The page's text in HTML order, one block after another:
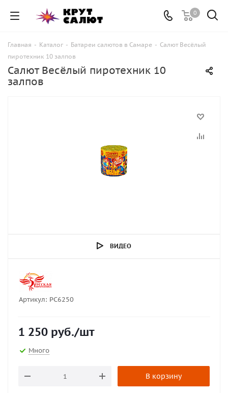
0
Главная - Каталог - Батареи салютов в Самаре - Салют Весёлый
пиротехник 10 залпов
Салют Весёлый пиротехник 10
залпов
ВИДЕО
Артикул: РС6250
1 250 руб./шт
Много
В корзину